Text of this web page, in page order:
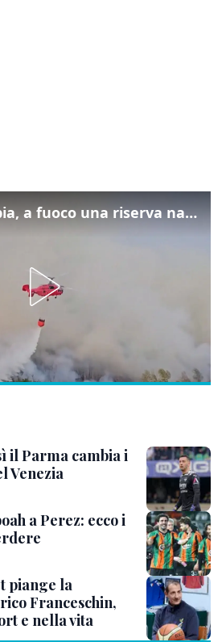
Incendio in Serbia, a fuoco una riserva naturale vicino Belgrado
il Parma cambia i
Venezia
a Perez: ecco i
piange la
Franceschin,
e nella vita